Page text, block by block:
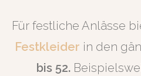
Für festliche Anlässe
Festkleider in den
bis 52.